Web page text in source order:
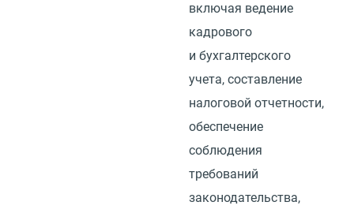
включая ведение
кадрового
и бухгалтерского
учета, составление
налоговой отчетности,
обеспечение
соблюдения
требований
законодательства,